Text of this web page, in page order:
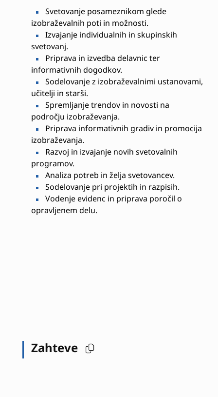
Svetovanje posameznikom glede
izobraževalnih poti in možnosti.
Izvajanje individualnih in skupinskih
svetovanj.
Priprava in izvedba delavnic ter
informativnih dogodkov.
Sodelovanje z izobraževalnimi ustanovami,
učitelji in starši.
Spremljanje trendov in novosti na
področju izobraževanja.
Priprava informativnih gradiv in promocija
izobraževanja.
Razvoj in izvajanje novih svetovalnih
programov.
Analiza potreb in želja svetovancev.
Sodelovanje pri projektih in razpisih.
Vodenje evidenc in priprava poročil o
opravljenem delu.
Zahteve